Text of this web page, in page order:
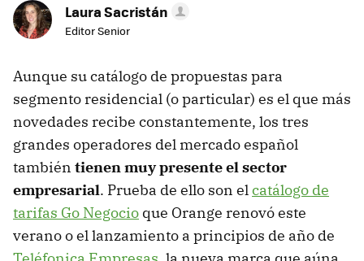
Laura Sacristán
Editor Senior
Aunque su catálogo de propuestas para
segmento residencial (o particular) es el que más
novedades recibe constantemente, los tres
grandes operadores del mercado español
también tienen muy presente el sector
empresarial. Prueba de ello son elcatálogo de
tarifas Go Negocio que Orange renovó este
verano o el lanzamiento a principios de año de